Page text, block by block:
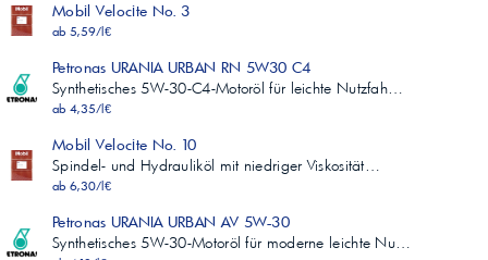
Mobil Velocite No. 3
ab 5,59/l€
Petronas URANIA URBAN RN 5W30 C4
Synthetisches 5W-30-C4-Motoröl für leichte Nutzfah…
ab 4,35/l€
Mobil Velocite No. 10
Spindel- und Hydrauliköl mit niedriger Viskosität…
ab 6,30/l€
Petronas URANIA URBAN AV 5W-30
Synthetisches 5W-30-Motoröl für moderne leichte Nu…